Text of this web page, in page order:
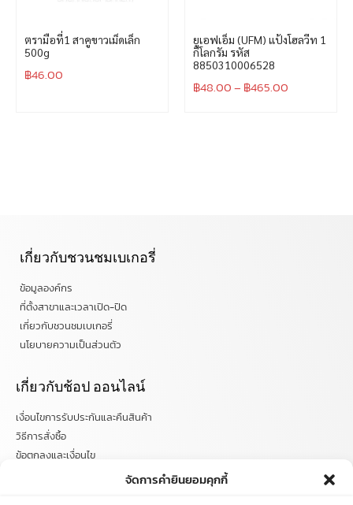
จัดการคำยินยอมคุกกี้
ตรามือที่1 สาคูขาวเม็ดเล็ก
500g
฿46.00
ยูเอฟเอ็ม (UFM) แป้งโฮลวีท 1
กิโลกรัม รหัส
8850310006528
฿48.00– ฿465.00
เกี่ยวกับชวนชมเบเกอรี่
ข้อมูลองค์กร
ที่ตั้งสาขาและเวลาเปิด-ปิด
เกี่ยวกับชวนชมเบเกอรี่
นโยบายความเป็นส่วนตัว
เกี่ยวกับช้อป ออนไลน์
เงื่อนไขการรับประกันและคืนสินค้า
วิธีการสั่งซื้อ
ข้อตกลงและเงื่อนไข